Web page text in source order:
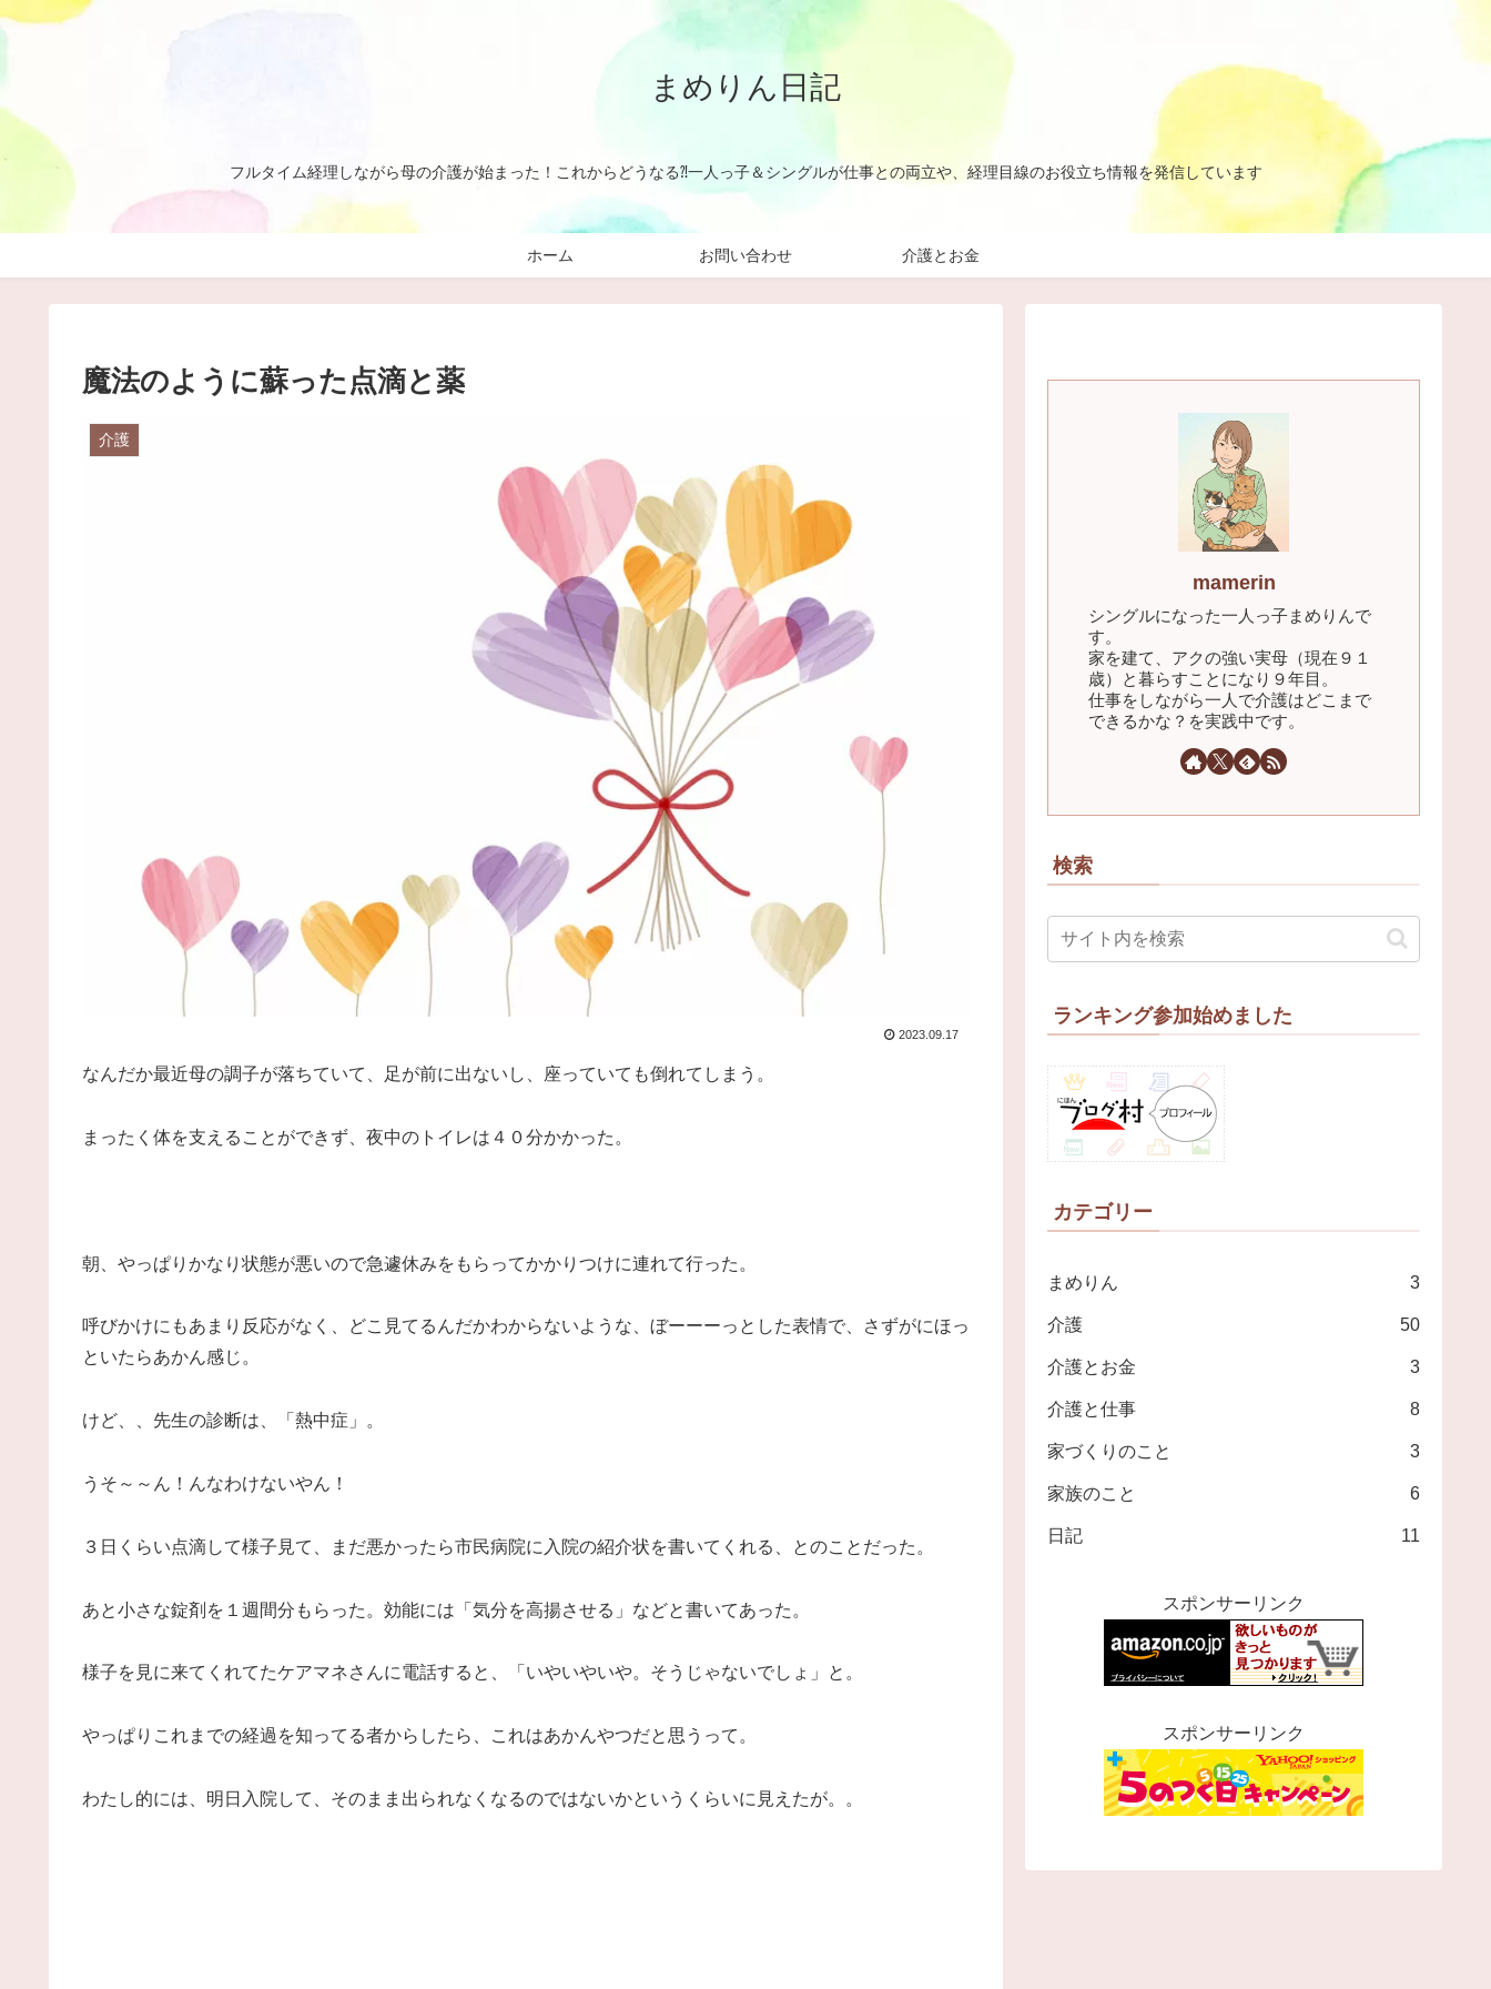
まめりん日記
フルタイム経理しながら母の介護が始まった！これからどうなる⁈一人っ子＆シングルが仕事との両立や、経理目線のお役立ち情報を発信しています
ホーム お問い合わせ 介護とお金
魔法のように蘇った点滴と薬
介護
2023.09.17
なんだか最近母の調子が落ちていて、足が前に出ないし、座っていても倒れてしまう。
まったく体を支えることができず、夜中のトイレは４０分かかった。
朝、やっぱりかなり状態が悪いので急遽休みをもらってかかりつけに連れて行った。
呼びかけにもあまり反応がなく、どこ見てるんだかわからないような、ぼーーーっとした表情で、さずがにほっ
といたらあかん感じ。
けど、、先生の診断は、「熱中症」。
うそ～～ん！んなわけないやん！
３日くらい点滴して様子見て、まだ悪かったら市民病院に入院の紹介状を書いてくれる、とのことだった。
あと小さな錠剤を１週間分もらった。効能には「気分を高揚させる」などと書いてあった。
様子を見に来てくれてたケアマネさんに電話すると、「いやいやいや。そうじゃないでしょ」と。
やっぱりこれまでの経過を知ってる者からしたら、これはあかんやつだと思うって。
わたし的には、明日入院して、そのまま出られなくなるのではないかというくらいに見えたが。。
mamerin
シングルになった一人っ子まめりんで
す。
家を建て、アクの強い実母（現在９１
歳）と暮らすことになり９年目。
仕事をしながら一人で介護はどこまで
できるかな？を実践中です。
検索
ランキング参加始めました
カテゴリー
まめりん 3
介護 50
介護とお金 3
介護と仕事 8
家づくりのこと 3
家族のこと 6
日記 11
スポンサーリンク
スポンサーリンク